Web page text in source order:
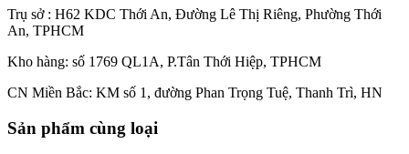
Trụ sở : H62 KDC Thới An, Đường Lê Thị Riêng, Phường Thới
An, TPHCM
Kho hàng: số 1769 QL1A, P.Tân Thới Hiệp, TPHCM
CN Miền Bắc: KM số 1, đường Phan Trọng Tuệ, Thanh Trì, HN
Sản phẩm cùng loại